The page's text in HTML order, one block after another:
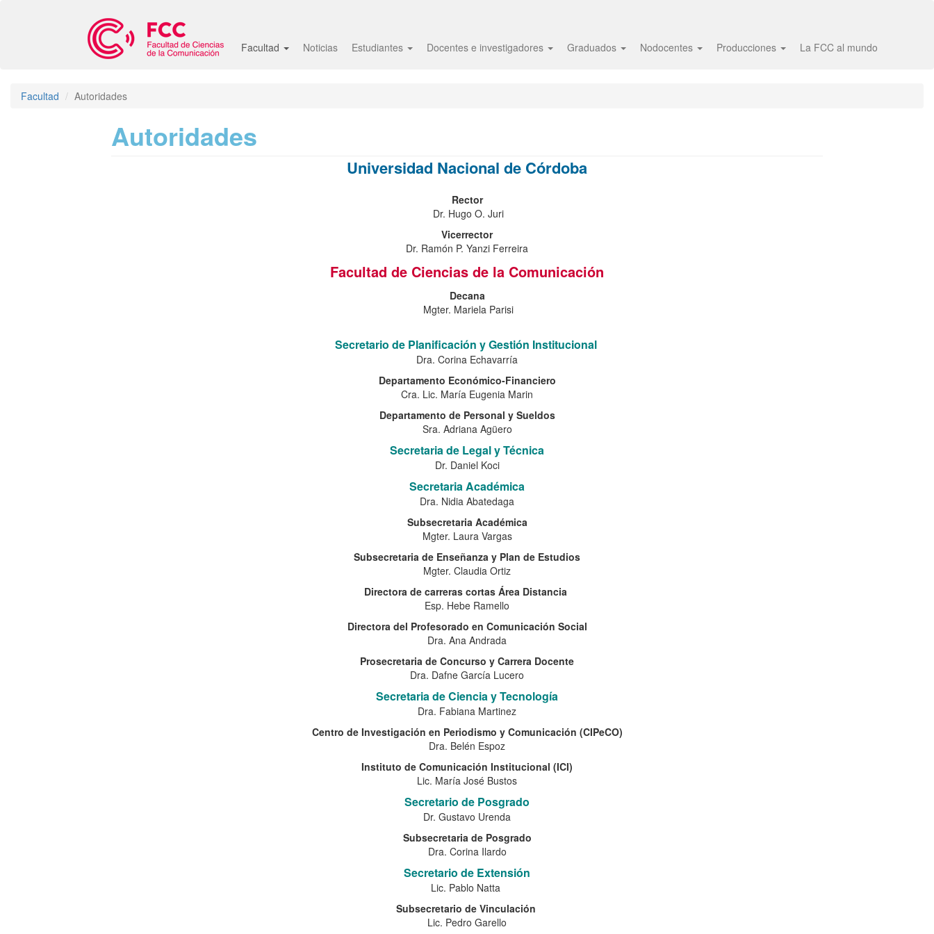
Facultad Noticias Estudiantes Docentes e investigadores Graduados Nodocentes Producciones La FCC al mundo
Facultad Autoridades
Autoridades
Universidad Nacional de Córdoba
Rector
Dr. Hugo O. Juri
Vicerrector
Dr. Ramón P. Yanzi Ferreira
Facultad de Ciencias de la Comunicación
Decana
Mgter. Mariela Parisi
Secretario de Planificación y Gestión Institucional
Dra. Corina Echavarría
Departamento Económico-Financiero
Cra. Lic. María Eugenia Marin
Departamento de Personal y Sueldos
Sra. Adriana Agüero
Secretaria de Legal y Técnica
Dr. Daniel Koci
Secretaria Académica
Dra. Nidia Abatedaga
Subsecretaria Académica
Mgter. Laura Vargas
Subsecretaria de Enseñanza y Plan de Estudios
Mgter. Claudia Ortiz
Directora de carreras cortas Área Distancia
Esp. Hebe Ramello
Directora del Profesorado en Comunicación Social
Dra. Ana Andrada
Prosecretaria de Concurso y Carrera Docente
Dra. Dafne García Lucero
Secretaria de Ciencia y Tecnología
Dra. Fabiana Martinez
Centro de Investigación en Periodismo y Comunicación (CIPeCO)
Dra. Belén Espoz
Instituto de Comunicación Institucional (ICI)
Lic. María José Bustos
Secretario de Posgrado
Dr. Gustavo Urenda
Subsecretaria de Posgrado
Dra. Corina Ilardo
Secretario de Extensión
Lic. Pablo Natta
Subsecretario de Vinculación
Lic. Pedro Garello